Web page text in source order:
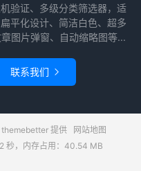
验证、多级分类筛选器，适
平化设计、简洁白色、超多
图片弹窗、自动缩略图等...
联系我们 
themebetter提供
网站地图
秒，内存占用：40.54 MB